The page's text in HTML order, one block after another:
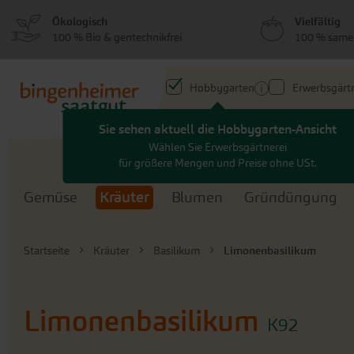
Hauptinhalt
Hobbygarten
Sie sehen aktuell die Hobbygarten-Ansicht
Wählen Sie Erwerbsgärtnerei
für größere Mengen und Preise ohne USt.
Search
Gemüse Kräuter Blumen Gründüngung
Startseite Kräuter Basilikum Limonenbasilikum
Limonenbasilikum K92
Ökologisch
100 % Bio & gentechnikfrei
Vielfältig
100 %